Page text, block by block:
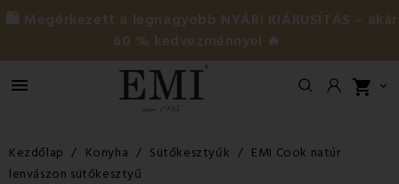
🛍️ Megérkezett a legnagyobb NYÁRI KIÁRUSÍTÁS – akár
60 % kedvezménnyel 🔥
 shopping_cart 
Kezdőlap Konyha Sütőkesztyűk
EMI Cook natúr
lenvászon sütőkesztyű